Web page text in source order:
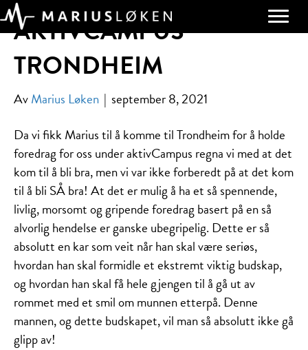
AKTIVCAMPUS
TRONDHEIM
AvMarius Løken | september 8, 2021
Da vi fikk Marius til å komme til Trondheim for å holde
foredrag for oss under aktivCampus regna vi med at det
kom til å bli bra, men vi var ikke forberedt på at det kom
til å bli SÅ bra! At det er mulig å ha et så spennende,
livlig, morsomt og gripende foredrag basert på en så
alvorlig hendelse er ganske ubegripelig. Dette er så
absolutt en kar som veit når han skal være seriøs,
hvordan han skal formidle et ekstremt viktig budskap,
og hvordan han skal få hele gjengen til å gå ut av
rommet med et smil om munnen etterpå. Denne
mannen, og dette budskapet, vil man så absolutt ikke gå
glipp av!